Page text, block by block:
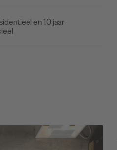
en 10 jaar